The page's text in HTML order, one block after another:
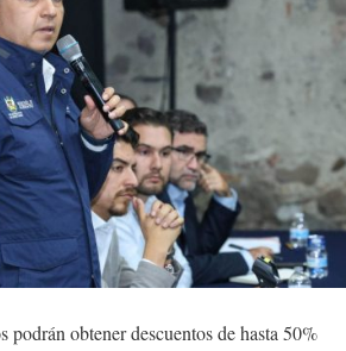
podrán obtener descuentos de hasta 50%